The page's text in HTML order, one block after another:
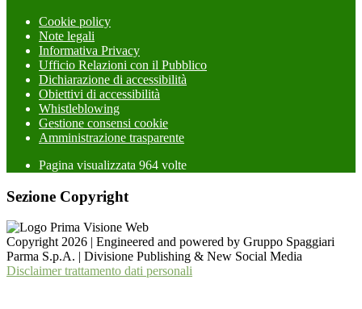
Cookie policy
Note legali
Informativa Privacy
Ufficio Relazioni con il Pubblico
Dichiarazione di accessibilità
Obiettivi di accessibilità
Whistleblowing
Gestione consensi cookie
Amministrazione trasparente
Pagina visualizzata 964 volte
Sezione Copyright
Copyright 2026 | Engineered and powered by Gruppo Spaggiari
Parma S.p.A. | Divisione Publishing & New Social Media
Disclaimer trattamento dati personali